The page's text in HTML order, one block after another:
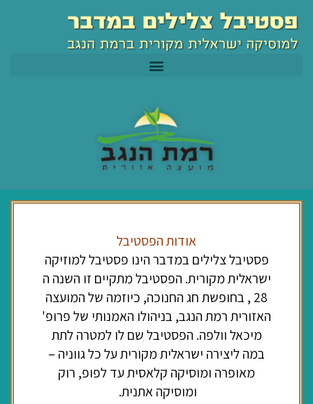
לתוכן
אודות הפסטיבל
פסטיבל צלילים במדבר הינו פסטיבל למוזיקה
ישראלית מקורית. הפסטיבל מתקיים זו השנה ה
28 , בחופשת חג החנוכה, כיוזמה של המועצה
האזורית רמת הנגב, בניהולו האמנותי של פרופ'
מיכאל וולפה. הפסטיבל שם לו למטרה לתת
במה ליצירה ישראלית מקורית על כל גווניה –
מאופרה ומוסיקה קלאסית עד לפופ, רוק
ומוסיקה אתנית.